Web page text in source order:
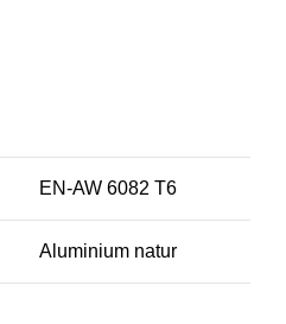
EN-AW 6082 T6
Aluminium natur